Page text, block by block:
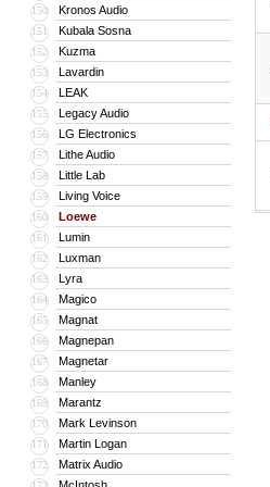
150 Kronos Audio
151 Kubala Sosna
152 Kuzma
153 Lavardin
154 LEAK
155 Legacy Audio
156 LG Electronics
157 Lithe Audio
158 Little Lab
159 Living Voice
160 Loewe
161 Lumin
162 Luxman
163 Lyra
164 Magico
165 Magnat
166 Magnepan
167 Magnetar
168 Manley
169 Marantz
170 Mark Levinson
171 Martin Logan
172 Matrix Audio